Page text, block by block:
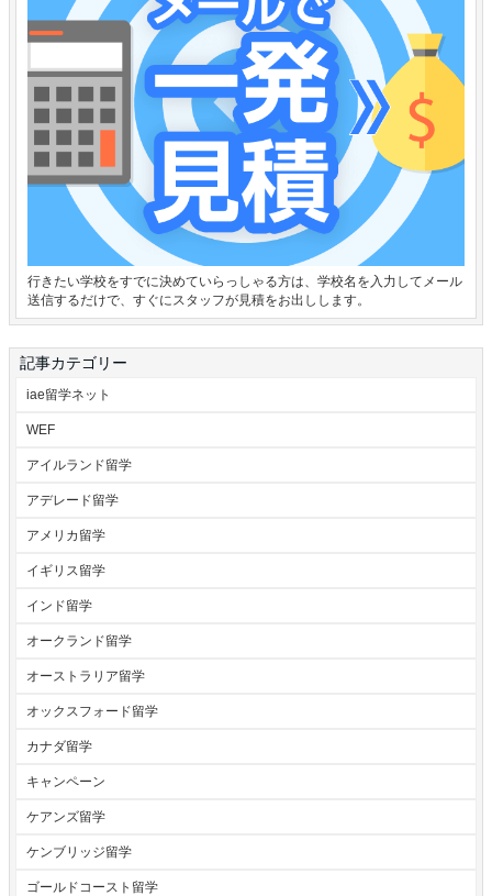
行きたい学校をすでに決めていらっしゃる方は、学校名を入力してメール
送信するだけで、すぐにスタッフが見積をお出しします。
記事カテゴリー
iae留学ネット
WEF
アイルランド留学
アデレード留学
アメリカ留学
イギリス留学
インド留学
オークランド留学
オーストラリア留学
オックスフォード留学
カナダ留学
キャンペーン
ケアンズ留学
ケンブリッジ留学
ゴールドコースト留学